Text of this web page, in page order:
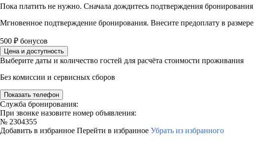
Пока платить не нужно. Сначала дождитесь подтверждения бронирования
Мгновенное подтверждение бронирования. Внесите предоплату в размере
500 ₽ бонусов
Цена и доступность
Выберите даты и количество гостей для расчёта стоимости проживания
Без комиссии и сервисных сборов
Показать телефон
Служба бронирования:
При звонке назовите номер объявления:
№ 2304355
Добавить в избранное Перейти в избранное Убрать из избранного